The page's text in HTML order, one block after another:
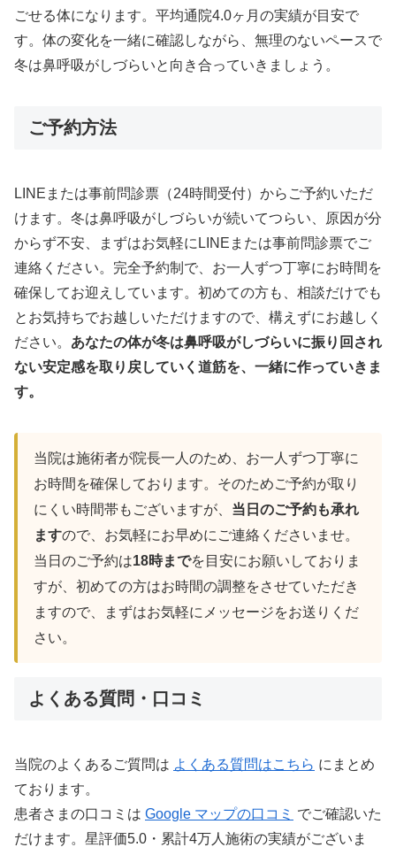
ごせる体になります。平均通院4.0ヶ月の実績が目安で
す。体の変化を一緒に確認しながら、無理のないペースで
冬は鼻呼吸がしづらいと向き合っていきましょう。
ご予約方法
LINEまたは事前問診票（24時間受付）からご予約いただ
けます。冬は鼻呼吸がしづらいが続いてつらい、原因が分
からず不安、まずはお気軽にLINEまたは事前問診票でご
連絡ください。完全予約制で、お一人ずつ丁寧にお時間を
確保してお迎えしています。初めての方も、相談だけでも
とお気持ちでお越しいただけますので、構えずにお越しく
ださい。 あなたの体が冬は鼻呼吸がしづらいに振り回され
ない安定感を取り戻していく道筋を、一緒に作っていきま
す。
当院は施術者が院長一人のため、お一人ずつ丁寧に
お時間を確保しております。そのためご予約が取り
にくい時間帯もございますが、 当日のご予約も承れ
ますので、お気軽にお早めにご連絡くださいませ。
当日のご予約は18時までを目安にお願いしておりま
すが、初めての方はお時間の調整をさせていただき
ますので、まずはお気軽にメッセージをお送りくだ
さい。
よくある質問・口コミ
当院のよくあるご質問は よくある質問はこちら にまとめ
ております。
患者さまの口コミは Google マップの口コミ でご確認いた
だけます。星評価5.0・累計4万人施術の実績がございま